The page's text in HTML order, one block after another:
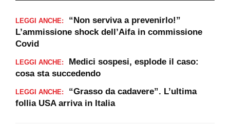
LEGGI ANCHE:
“Non serviva a prevenirlo!”
L’ammissione shock dell’Aifa in commissione
Covid
LEGGI ANCHE:
Medici sospesi, esplode il caso:
cosa sta succedendo
LEGGI ANCHE:
“Grasso da cadavere”. L’ultima
follia USA arriva in Italia